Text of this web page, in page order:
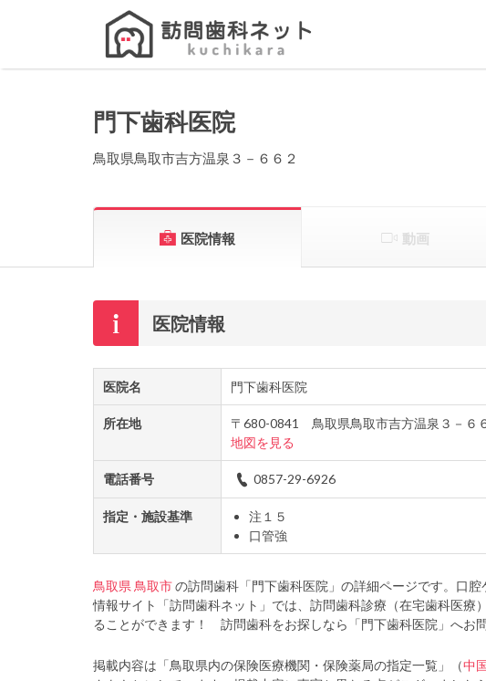
Search
門下歯科医院
鳥取県鳥取市吉方温泉３－６６２
医院情報 動画
医院情報
医院名 門下歯科医院
所在地
〒680-0841 鳥取県鳥取市吉方温泉３－６
地図を見る
電話番号 0857-29-6926
指定・施設基準
注１５
口管強
鳥取県 鳥取市の訪問歯科「門下歯科医院」の詳細ページです。口
情報サイト「訪問歯科ネット」では、訪問歯科診療（在宅歯科医療
ることができます！ 訪問歯科をお探しなら「門下歯科医院」へお問
掲載内容は「鳥取県内の保険医療機関・保険薬局の指定一覧」（中